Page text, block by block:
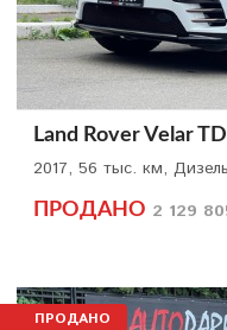
Land Rover Velar
2017, 56 тыс. км,
ПРОДАНО 2 129
ПРОДАНО